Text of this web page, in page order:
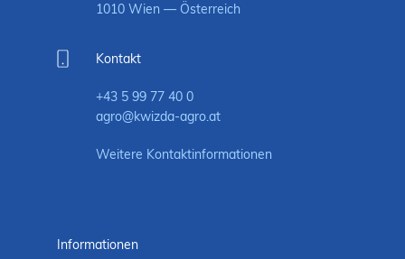
1010 Wien — Österreich
Kontakt
+43 5 99 77 40 0
agro@kwizda-agro.at
Weitere Kontaktinformationen
Informationen